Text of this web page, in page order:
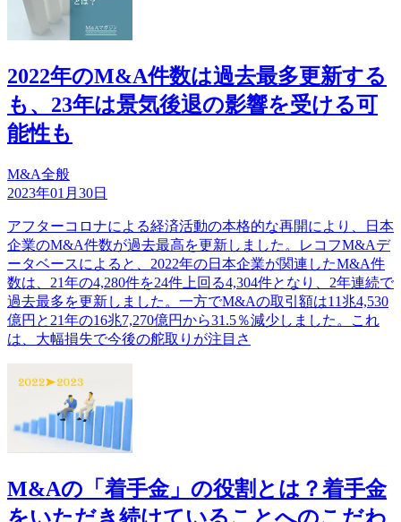
2022年のM&A件数は過去最多更新する
も、23年は景気後退の影響を受ける可
能性も
M&A全般
2023年01月30日
アフターコロナによる経済活動の本格的な再開により、日本
企業のM&A件数が過去最高を更新しました。レコフM&Aデ
ータベースによると、2022年の日本企業が関連したM&A件
数は、21年の4,280件を24件上回る4,304件となり、2年連続で
過去最多を更新しました。一方でM&Aの取引額は11兆4,530
億円と21年の16兆7,270億円から31.5％減少しました。これ
は、大幅損失で今後の舵取りが注目さ
M&Aの「着手金」の役割とは？着手金
をいただき続けていることへのこだわ